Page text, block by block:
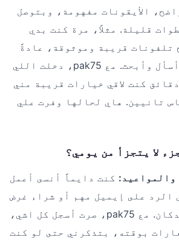
الأيقونات مفهومة، وبتوصل
قليلة. مثلاً، مرة كنت بدي
تلفونات قريبة وموثوقة، عادةً
كنت أضيع ساعات أسأل وأبحث. مع pak75، دخلت اللي
كنت لاقي خيارات قريبة مني
تانيين. هاي لحالها وفرت علي
والمواعيد: كنت دايماً أنسى أعمل
الرد على إيميل مهم أو شراء غرض
معين من الدكان. مع pak75، صرت أسجل كل اشي،
بوقته، بتذكرني حتى لو كنت